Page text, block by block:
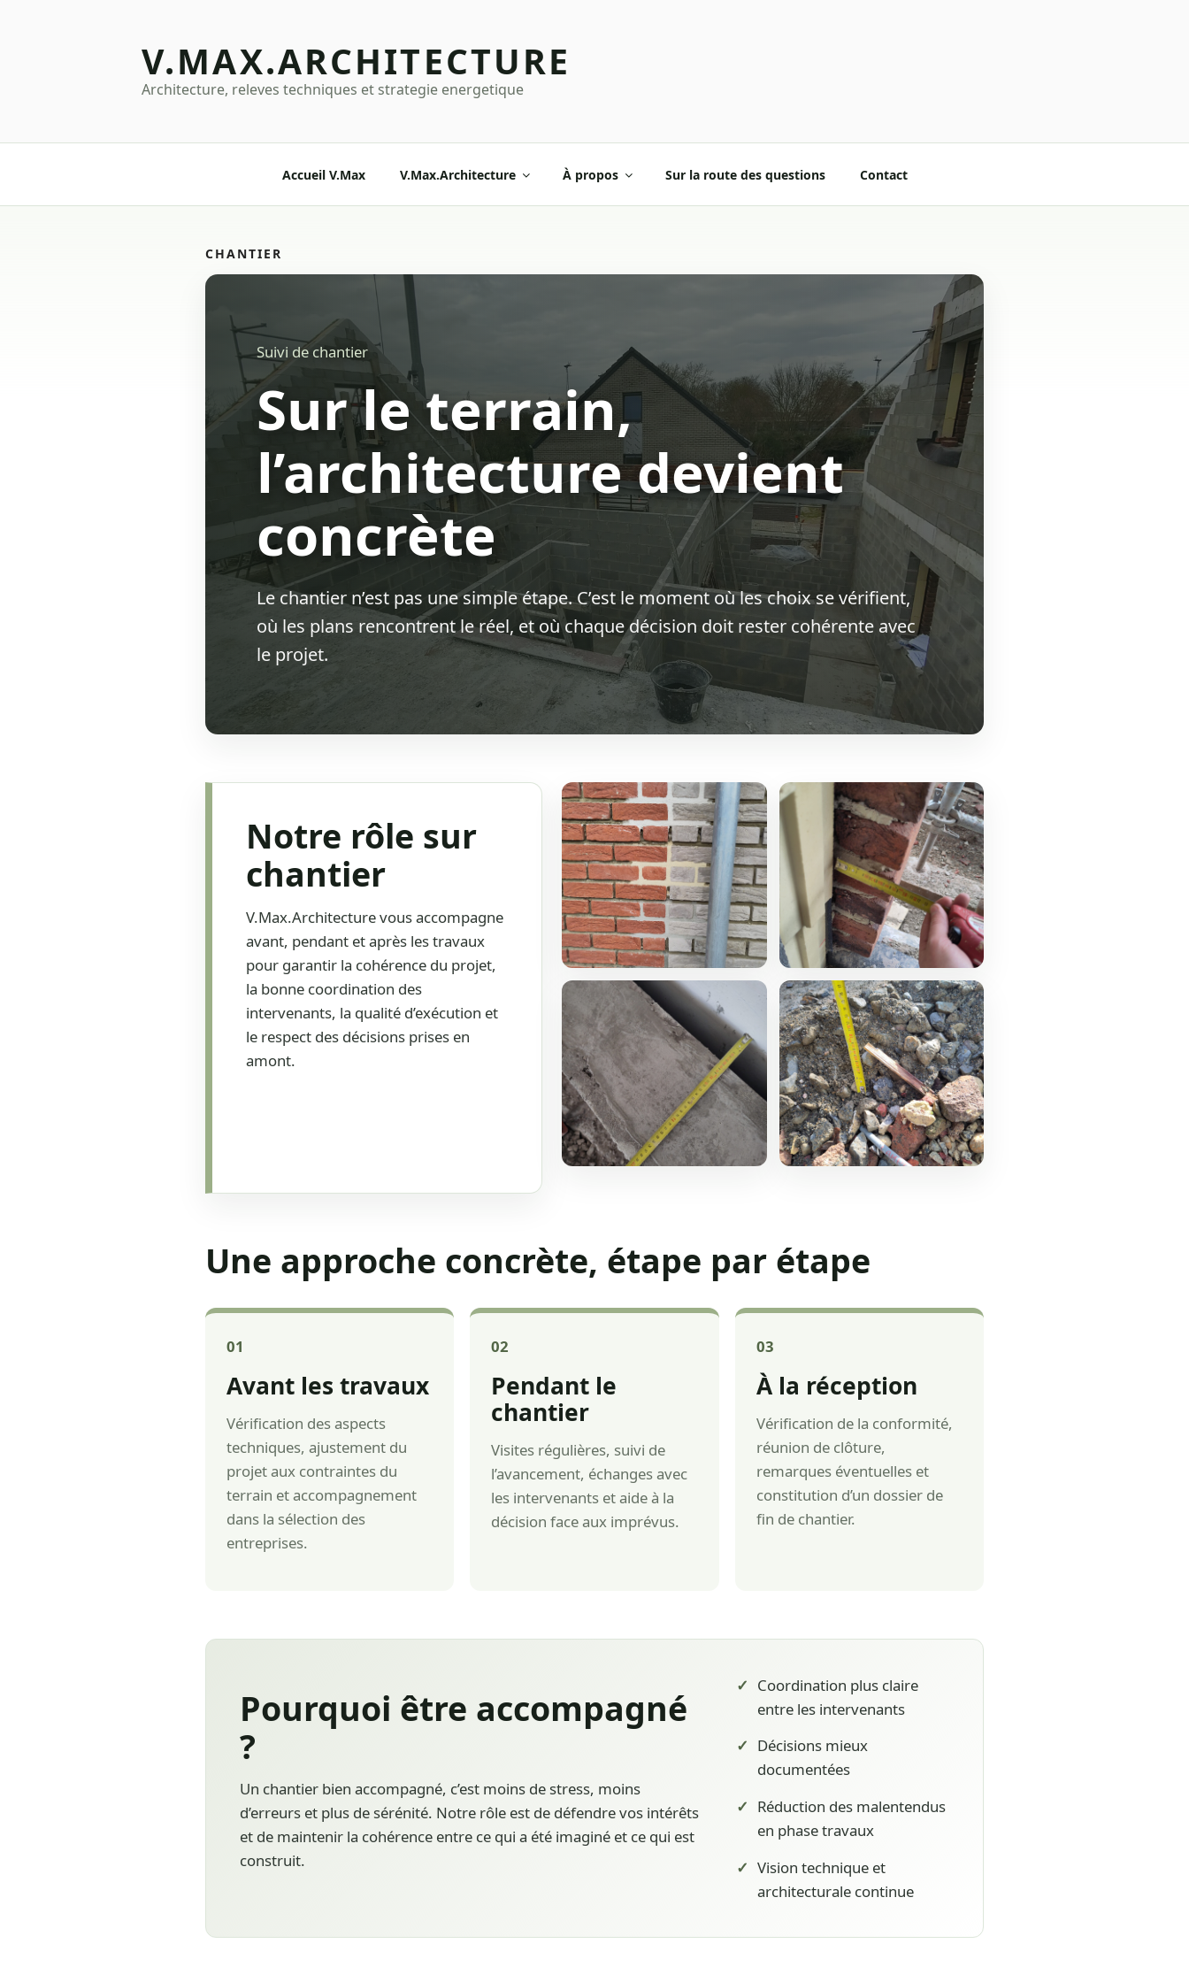
V.MAX.ARCHITECTURE
Architecture, releves techniques et strategie energetique
Accueil V.Max V.Max.Architecture À propos Sur la route des questions Contact
CHANTIER
Suivi de chantier
Sur le terrain,
l’architecture devient
concrète
Le chantier n’est pas une simple étape. C’est le moment où les choix se vérifient,
où les plans rencontrent le réel, et où chaque décision doit rester cohérente avec
le projet.
Notre rôle sur
chantier
V.Max.Architecture vous accompagne
avant, pendant et après les travaux
pour garantir la cohérence du projet,
la bonne coordination des
intervenants, la qualité d’exécution et
le respect des décisions prises en
amont.
Une approche concrète, étape par étape
01
Avant les travaux
Vérification des aspects
techniques, ajustement du
projet aux contraintes du
terrain et accompagnement
dans la sélection des
entreprises.
02
Pendant le
chantier
Visites régulières, suivi de
l’avancement, échanges avec
les intervenants et aide à la
décision face aux imprévus.
03
À la réception
Vérification de la conformité,
réunion de clôture,
remarques éventuelles et
constitution d’un dossier de
fin de chantier.
Pourquoi être accompagné
?
Un chantier bien accompagné, c’est moins de stress, moins
d’erreurs et plus de sérénité. Notre rôle est de défendre vos intérêts
et de maintenir la cohérence entre ce qui a été imaginé et ce qui est
construit.
Coordination plus claire
entre les intervenants
Décisions mieux
documentées
Réduction des malentendus
en phase travaux
Vision technique et
architecturale continue